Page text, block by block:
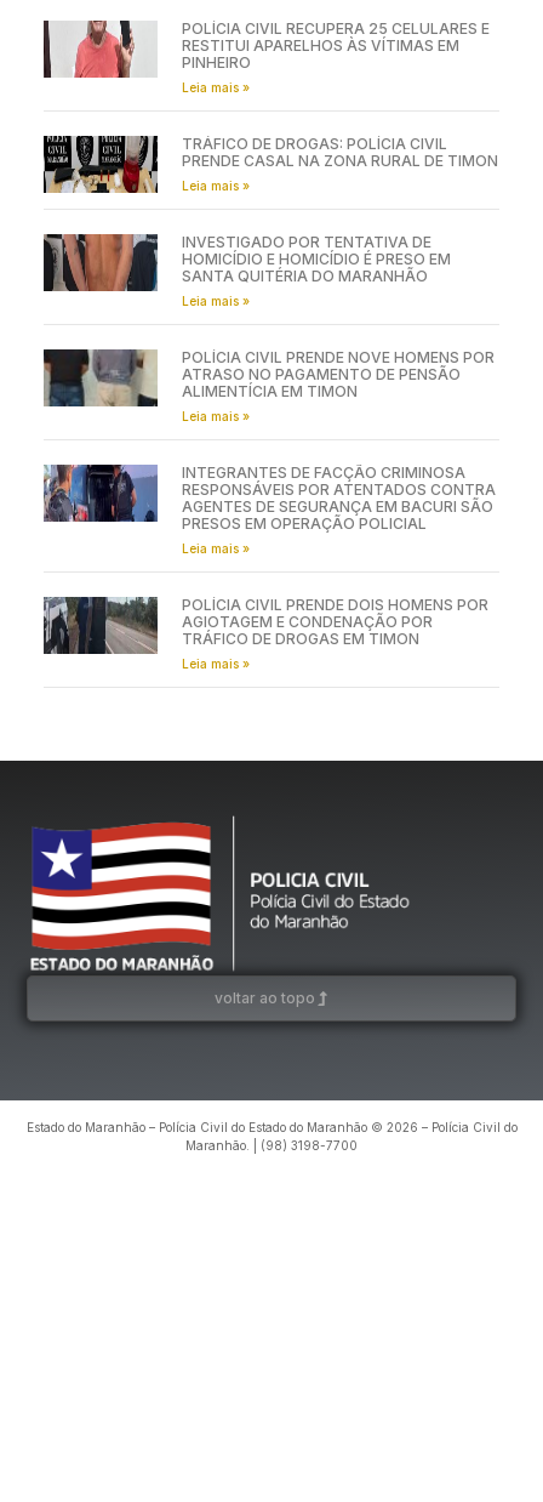
POLÍCIA CIVIL RECUPERA 25 CELULARES E
RESTITUI APARELHOS ÀS VÍTIMAS EM
PINHEIRO
Leia mais »
TRÁFICO DE DROGAS: POLÍCIA CIVIL
PRENDE CASAL NA ZONA RURAL DE TIMON
Leia mais »
INVESTIGADO POR TENTATIVA DE
HOMICÍDIO E HOMICÍDIO É PRESO EM
SANTA QUITÉRIA DO MARANHÃO
Leia mais »
POLÍCIA CIVIL PRENDE NOVE HOMENS POR
ATRASO NO PAGAMENTO DE PENSÃO
ALIMENTÍCIA EM TIMON
Leia mais »
INTEGRANTES DE FACÇÃO CRIMINOSA
RESPONSÁVEIS POR ATENTADOS CONTRA
AGENTES DE SEGURANÇA EM BACURI SÃO
PRESOS EM OPERAÇÃO POLICIAL
Leia mais »
POLÍCIA CIVIL PRENDE DOIS HOMENS POR
AGIOTAGEM E CONDENAÇÃO POR
TRÁFICO DE DROGAS EM TIMON
Leia mais »
voltar ao topo
Estado do Maranhão – Polícia Civil do Estado do Maranhão © 2026 – Polícia Civil do
Maranhão. | (98) 3198-7700